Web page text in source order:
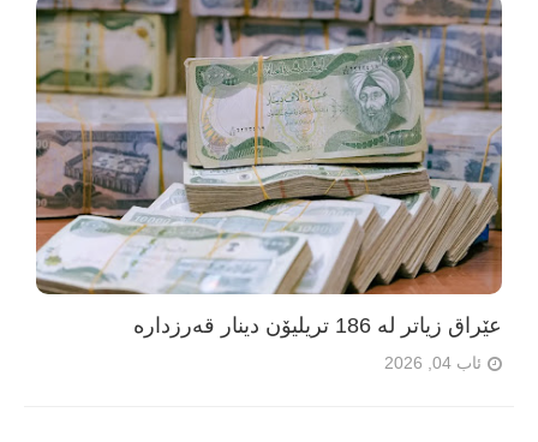
عێراق زیاتر لە 186 تریلیۆن دینار قەرزدارە
ئاب 04, 2026